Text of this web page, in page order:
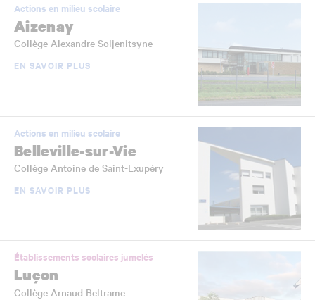
Actions en milieu scolaire
Aizenay
Collège Alexandre Soljenitsyne
EN SAVOIR PLUS
Actions en milieu scolaire
Belleville-sur-Vie
Collège Antoine de Saint-Exupéry
EN SAVOIR PLUS
Établissements scolaires jumelés
Luçon
Collège Arnaud Beltrame